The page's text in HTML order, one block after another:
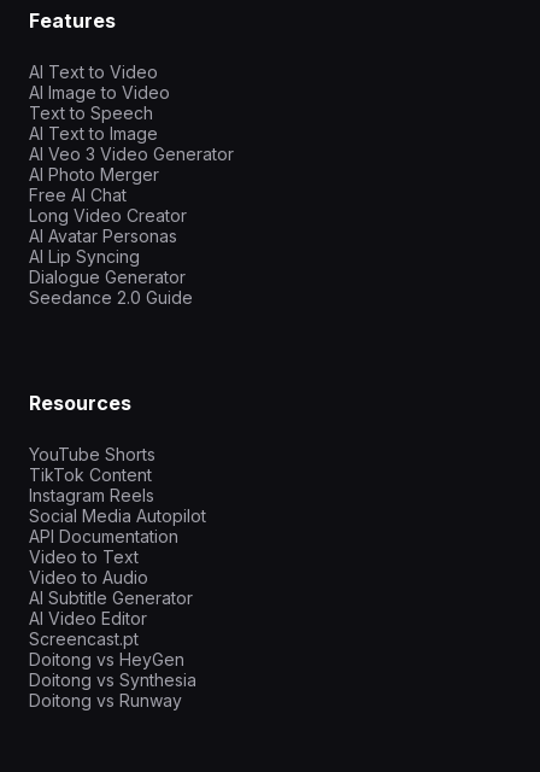
Features
AI Text to Video
AI Image to Video
Text to Speech
AI Text to Image
AI Veo 3 Video Generator
AI Photo Merger
Free AI Chat
Long Video Creator
AI Avatar Personas
AI Lip Syncing
Dialogue Generator
Seedance 2.0 Guide
Resources
YouTube Shorts
TikTok Content
Instagram Reels
Social Media Autopilot
API Documentation
Video to Text
Video to Audio
AI Subtitle Generator
AI Video Editor
Screencast.pt
Doitong vs HeyGen
Doitong vs Synthesia
Doitong vs Runway